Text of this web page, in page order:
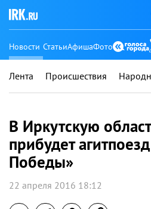
Новости СтатьиАфишаФото
Лента Происшествия
В Иркутскую
прибудет
Победы»
22 апреля 2016 18:12